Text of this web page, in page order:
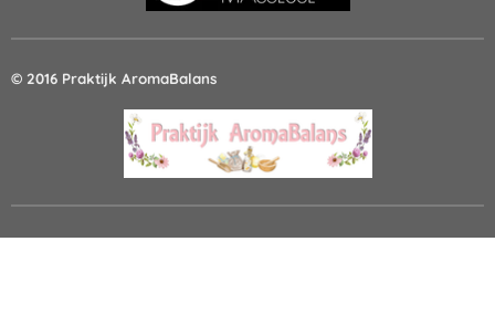
© 2016 Praktijk AromaBalans